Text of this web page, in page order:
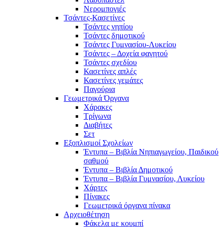
Νερομπογιές
Τσάντες-Κασετίνες
Τσάντες νηπίου
Τσάντες δημοτικού
Τσάντες Γυμνασίου-Λυκείου
Τσάντες – Δοχεία φαγητού
Τσάντες σχεδίου
Κασετίνες απλές
Κασετίνες γεμάτες
Παγούρια
Γεωμετρικά Όργανα
Χάρακες
Τρίγωνα
Διαβήτες
Σετ
Εξοπλισμοί Σχολείων
Έντυπα – Βιβλία Νηπιαγωγείου, Παιδικού
σαθμού
Έντυπα – Βιβλία Δημοτικού
Έντυπα – Βιβλία Γυμνασίου, Λυκείου
Χάρτες
Πίνακες
Γεωμετρικά όργανα πίνακα
Αρχειοθέτηση
Φάκελα με κουμπί